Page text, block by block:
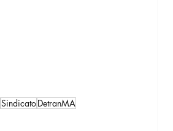
SindicatoDetranMA